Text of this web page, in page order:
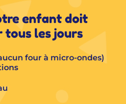
enfant doit
les jours
four à micro-ondes)